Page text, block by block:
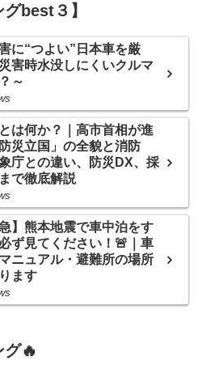
best３】
に“つよい”日本車を厳
害時水没しにくいクルマ
～
は何か？｜高市首相が進
災立国」の全貌と消防
庁との違い、防災DX、採
で徹底解説
】熊本地震で車中泊をす
ず見てください！🚨｜車
ニュアル・避難所の場所
ます
🔥